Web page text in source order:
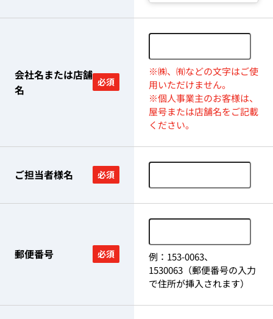
会社名または店舗
名
必須
※㈱、㈲などの文字はご使
用いただけません。
※個人事業主のお客様は、
屋号または店舗名をご記載
ください。
ご担当者様名 必須
郵便番号 必須
例：153-0063、
1530063（郵便番号の入力
で住所が挿入されます）